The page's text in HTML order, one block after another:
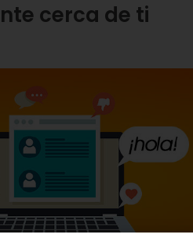
cerca de ti